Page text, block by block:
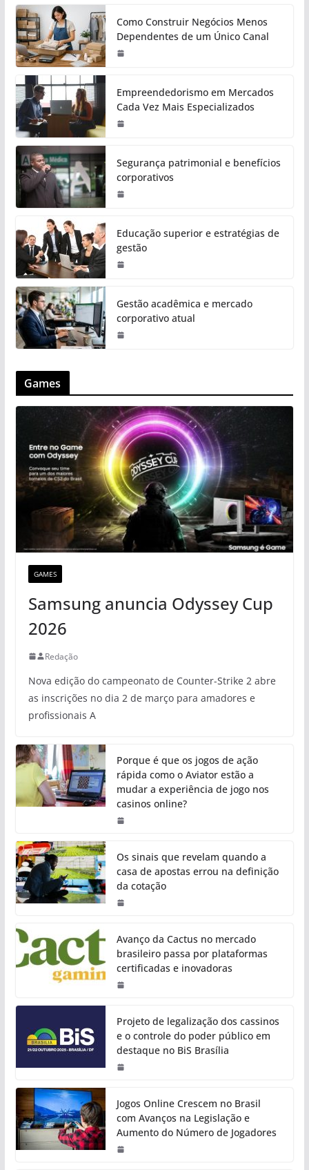
Como Construir Negócios Menos
Dependentes de um Único Canal
Empreendedorismo em Mercados
Cada Vez Mais Especializados
Segurança patrimonial e benefícios
corporativos
Educação superior e estratégias de
gestão
Gestão acadêmica e mercado
corporativo atual
Games
GAMES
Samsung anuncia Odyssey Cup
2026
Redação
Nova edição do campeonato de Counter-Strike 2 abre
as inscrições no dia 2 de março para amadores e
profissionais A
Porque é que os jogos de ação
rápida como o Aviator estão a
mudar a experiência de jogo nos
casinos online?
Os sinais que revelam quando a
casa de apostas errou na definição
da cotação
Avanço da Cactus no mercado
brasileiro passa por plataformas
certificadas e inovadoras
Projeto de legalização dos cassinos
e o controle do poder público em
destaque no BiS Brasília
Jogos Online Crescem no Brasil
com Avanços na Legislação e
Aumento do Número de Jogadores